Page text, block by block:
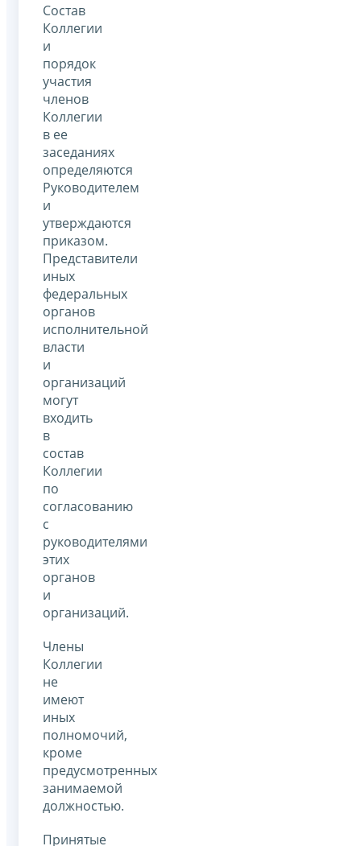
Состав
Коллегии
и
порядок
участия
членов
Коллегии
в ее
заседаниях
определяются
Руководителем
и
утверждаются
приказом.
Представители
иных
федеральных
органов
исполнительной
власти
и
организаций
могут
входить
в
состав
Коллегии
по
согласованию
с
руководителями
этих
органов
и
организаций.
Члены
Коллегии
не
имеют
иных
полномочий,
кроме
предусмотренных
занимаемой
должностью.
Принятые